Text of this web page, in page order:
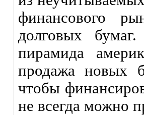
финансового
долговых
пирамида
продажа новых
чтобы
не всегда можно